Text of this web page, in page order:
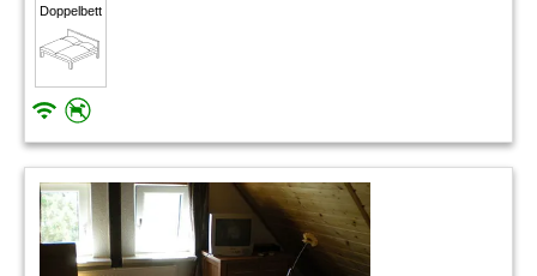
Doppelbett